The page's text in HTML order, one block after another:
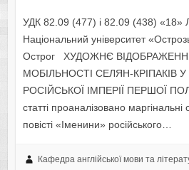
УДК 82.09 (477) і 82.09 (438) «18»
Національний університет
Острог ХУДОЖНЄ
МОБІЛЬНОСТІ СЕЛЯН-КРІПАКІВ У
РОСІЙСЬКОЇ ІМПЕРІЇ ПЕРШОЇ
статті проаналізовано маргінальні
повісті «Іменини» російського…
Кафедра англійської мови та